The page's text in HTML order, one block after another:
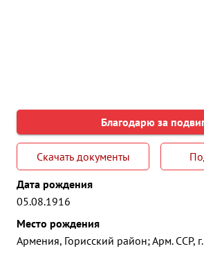
Благодарю за
Скачать документы
Дата рождения
05.08.1916
Место рождения
Армения, Горисский район; Арм. ССР,